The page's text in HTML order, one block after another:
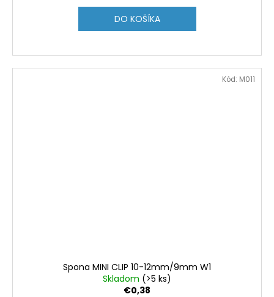
DO KOŠÍKA
Spona MINI CLIP 10-12mm/9mm W1
Skladom (>5 ks)
€0,38
Kód: M011